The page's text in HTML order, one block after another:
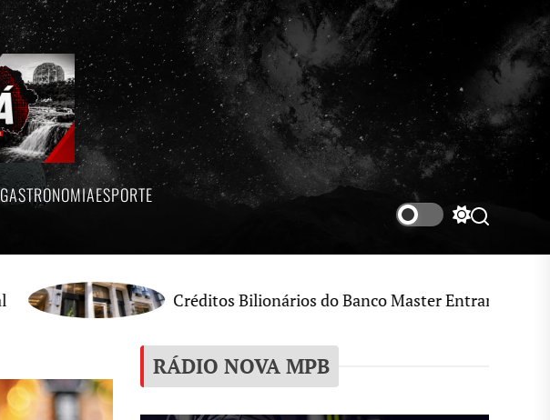
GASTRONOMIAESPORTE
SwitchSearch
Créditos Bilionários do Banco Master Entram no Radar de
RÁDIO NOVA MPB